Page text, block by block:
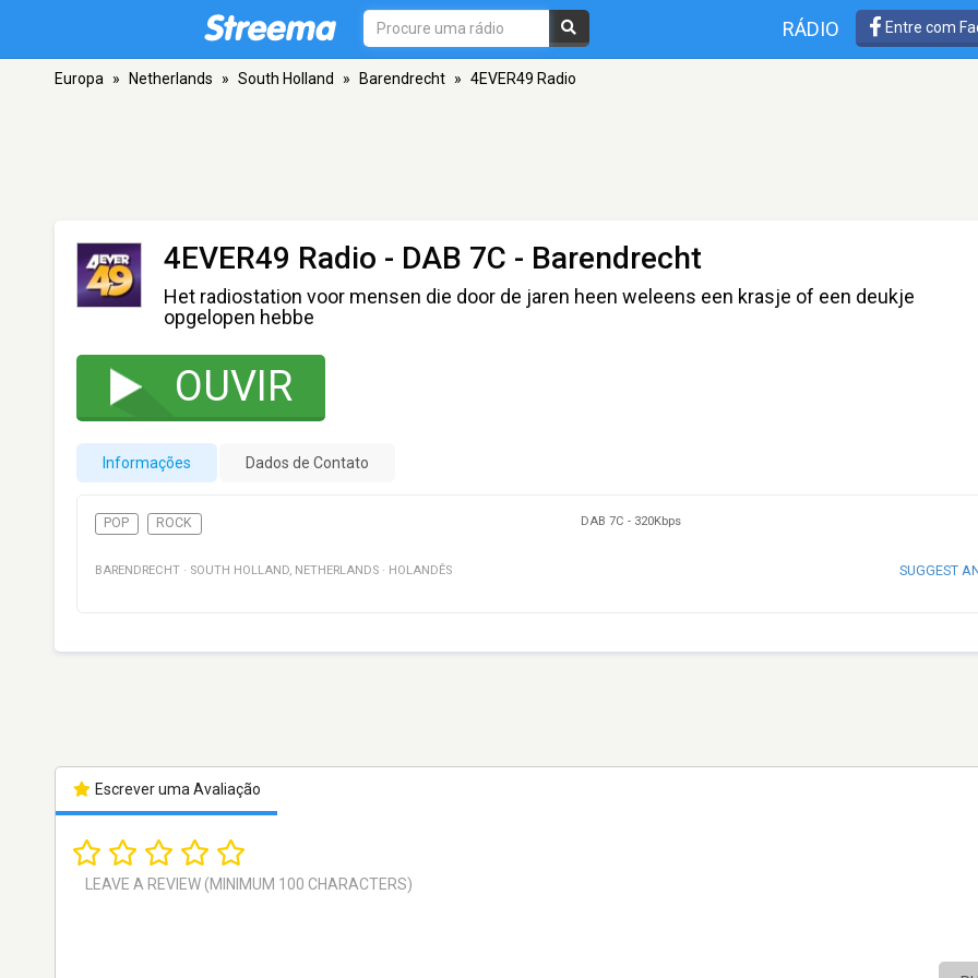
RÁDIO Entre com
Europa » Netherlands » South Holland » Barendrecht » 4EVER49 Radio
4EVER49 Radio - DAB 7C - Barendrecht
Het radiostation voor mensen die door de jaren heen weleens een krasje of een deukje
opgelopen hebbe
OUVIR
Informações Dados de Contato
POP ROCK DAB 7C - 320Kbps
BARENDRECHT · SOUTH HOLLAND, NETHERLANDS · HOLANDÊS SUGGEST
Escrever uma Avaliação